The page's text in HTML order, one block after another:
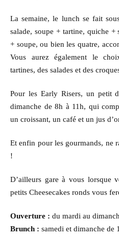
La semaine, le lunch se fait
salade, soupe + tartine, quiche
+ soupe, ou bien les quatre,
Vous aurez également le
tartines, des salades et des
Pour les Early Risers, un petit
dimanche de 8h à 11h, qui
un croissant, un café et un jus
Et enfin pour les gourmands, ne
!
D’ailleurs gare à vous lorsque
petits Cheesecakes ronds vous
Ouverture : du mardi au
Brunch : samedi et dimanche de